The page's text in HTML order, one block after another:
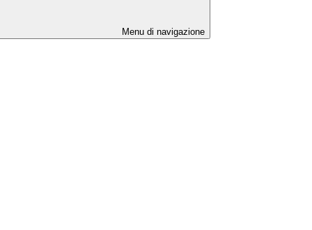
Menu di navigazione